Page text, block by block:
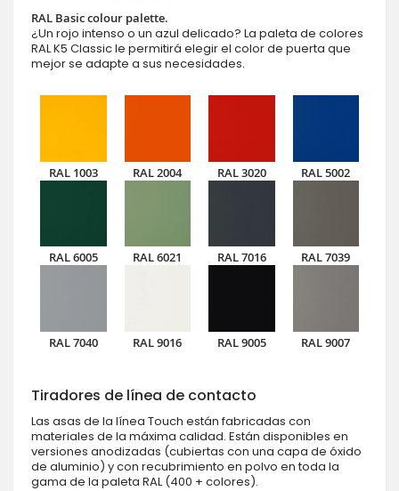
RAL Basic colour palette.
¿Un rojo intenso o un azul delicado? La paleta de colores
RAL K5 Classic le permitirá elegir el color de puerta que
mejor se adapte a sus necesidades.
RAL 1003 RAL 2004 RAL 3020 RAL 5002
RAL 6005 RAL 6021 RAL 7016 RAL 7039
RAL 7040 RAL 9016 RAL 9005 RAL 9007
Tiradores de línea de contacto
Las asas de la línea Touch están fabricadas con
materiales de la máxima calidad. Están disponibles en
versiones anodizadas (cubiertas con una capa de óxido
de aluminio) y con recubrimiento en polvo en toda la
gama de la paleta RAL (400 + colores).